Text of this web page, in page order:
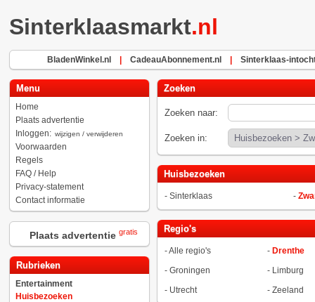
Sinterklaasmarkt.nl
BladenWinkel.nl CadeauAbonnement.nl Sinterklaas-
Menu
Home
Plaats advertentie
Inloggen: wijzigen / verwijderen
Voorwaarden
Regels
FAQ / Help
Privacy-statement
Contact informatie
Plaats advertentie gratis
Rubrieken
Entertainment
Huisbezoeken
Zoeken
Zoeken naar:
Zoeken in:
Huisbezoeken
- Sinterklaas -
Regio's
-Alle regio's - Drenthe
- Groningen - Limburg
- Utrecht - Zeeland